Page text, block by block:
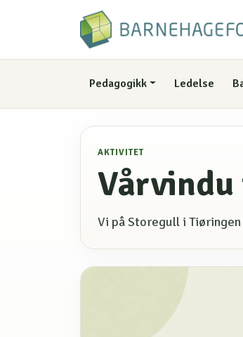
Pedagogikk Ledelse
AKTIVITET
Vårvindu
Vi på Storegull i